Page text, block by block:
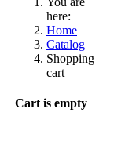
here:
Home
Catalog
Shopping
cart
Cart is empty